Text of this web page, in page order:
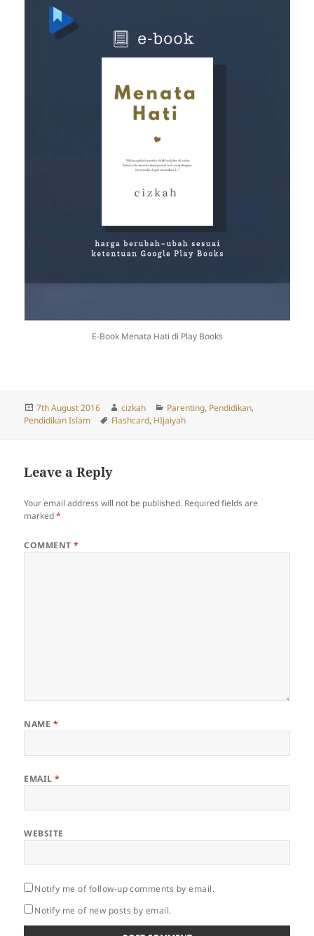
E-Book Menata Hati di Play Books
Posted
on
7th August 2016 Author
cizkah Categories
Parenting, Pendidikan,
Pendidikan Islam
Tags
Flashcard, HIjaiyah
Leave a Reply
Your email address will not be published. Required fields are
marked*
COMMENT*
NAME *
EMAIL*
WEBSITE
Notify me of follow-up comments by email.
Notify me of new posts by email.